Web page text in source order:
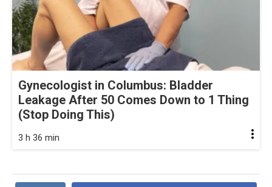
Gynecologist in Columbus: Bladder
Leakage After 50 Comes Down to 1 Thing
(Stop Doing This)
3 h 36 min